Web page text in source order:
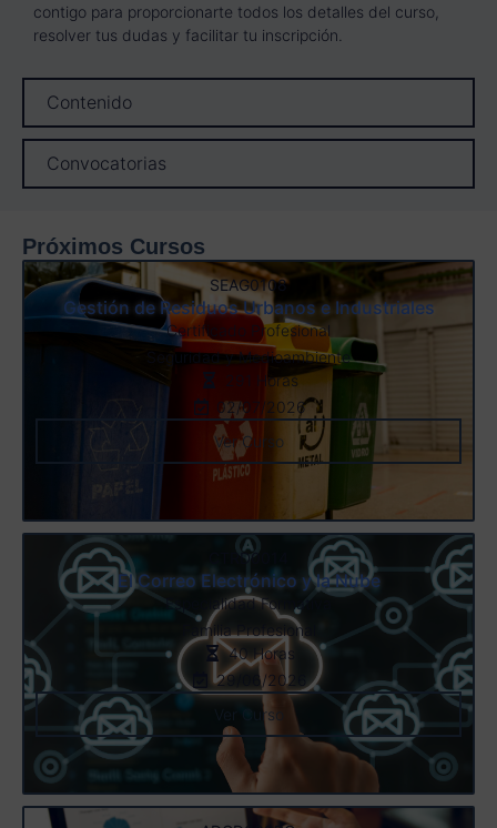
Contenido
Convocatorias
contigo para proporcionarte todos los detalles del curso,
resolver tus dudas y facilitar tu inscripción.
Próximos Cursos
SEAG0108
Gestión de Residuos Urbanos e Industriales
Certificado Profesional
Seguridad y Medioambiente
291 Horas
02/07/2026
Ver Curso
CTRD0014
El Correo Electrónico y la Nube
Especialidad Formativa
Familia Profesional
40 Horas
29/06/2026
Ver Curso